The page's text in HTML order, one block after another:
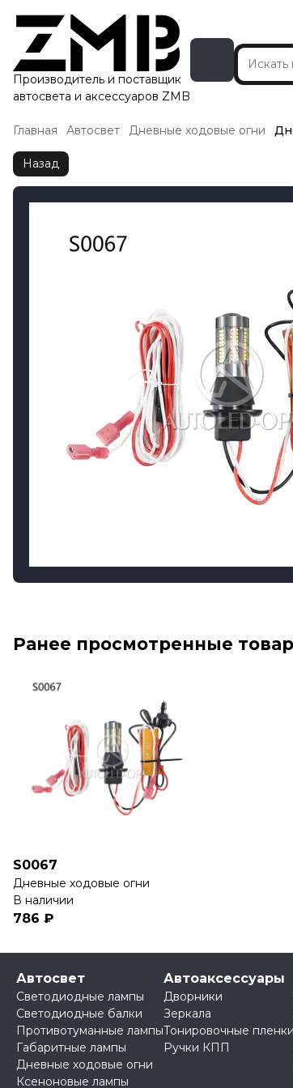
Производитель и поставщик
автосвета и аксессуаров ZMB
Главная Автосвет Дневные ходовые огни
Назад
Ранее просмотренные
S0067
Дневные ходовые огни
В наличии
786 ₽
Автосвет
Светодиодные лампы
Светодиодные балки
Противотуманные лампы
Габаритные лампы
Дневные ходовые огни
Ксеноновые лампы
Автоаксессуары
Дворники
Зеркала
Тонировочные пленки
Ручки КПП